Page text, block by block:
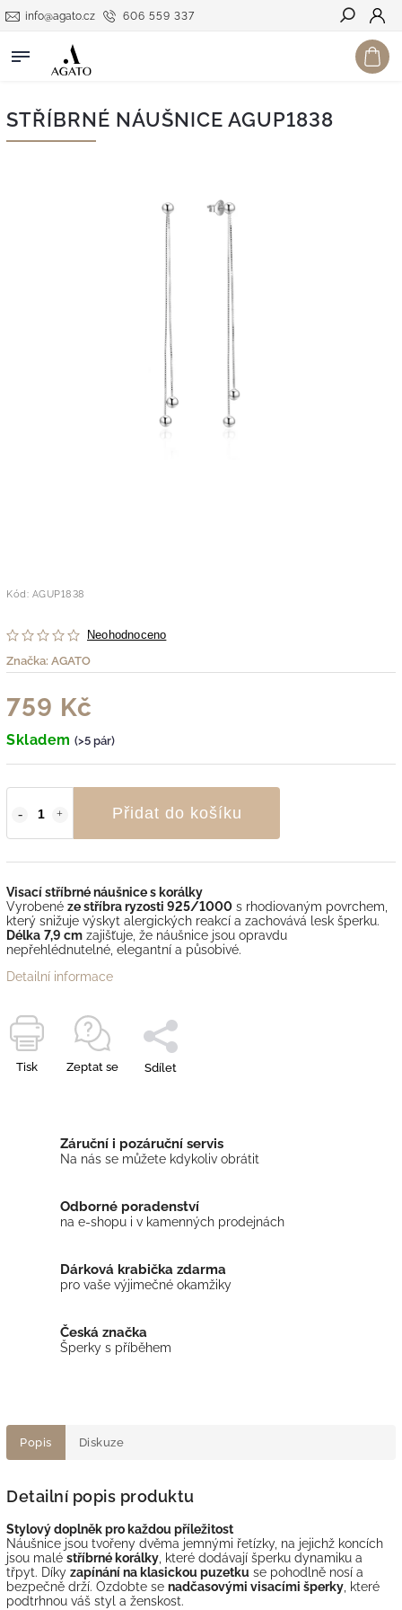
606 559 337
info@agato.cz
Hledat
STŘÍBRNÉ NÁUŠNICE AGUP1838
Kód: AGUP1838
Neohodnoceno
Značka: AGATO
759 Kč
Skladem (>5 pár)
Přidat do košíku
Visací stříbrné náušnice s korálky
Vyrobené ze stříbra ryzosti 925/1000 s rhodiovaným povrchem,
který snižuje výskyt alergických reakcí a zachovává lesk šperku.
Délka 7,9 cm zajišťuje, že náušnice jsou opravdu
nepřehlédnutelné, elegantní a působivé.
Detailní informace
Tisk Zeptat se Sdílet
Záruční i pozáruční servis
Na nás se můžete kdykoliv obrátit
Odborné poradenství
na e-shopu i v kamenných prodejnách
Dárková krabička zdarma
pro vaše výjimečné okamžiky
Česká značka
Šperky s příběhem
Popis Diskuze
Detailní popis produktu
Stylový doplněk pro každou příležitost
Náušnice jsou tvořeny dvěma jemnými řetízky, na jejichž koncích
jsou malé stříbrné korálky , které dodávají šperku dynamiku a
třpyt. Díky zapínání na klasickou puzetku se pohodlně nosí a
bezpečně drží. Ozdobte se nadčasovými visacími šperky , které
podtrhnou váš styl a ženskost.